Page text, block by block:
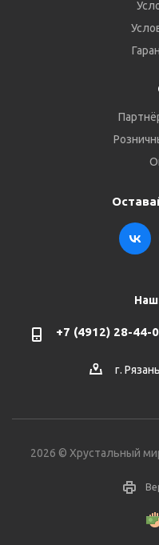
+7 (4912) 28-44-
г.
2026 © Хрустальный